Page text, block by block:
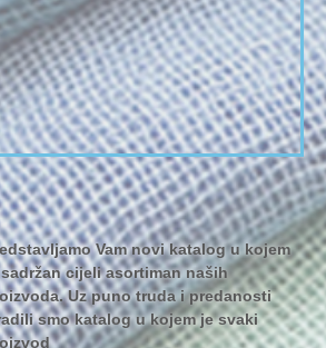
Vam novi katalog u kojem
cijeli asortiman naših
Uz puno truda i predanosti
smo katalog u kojem je svaki